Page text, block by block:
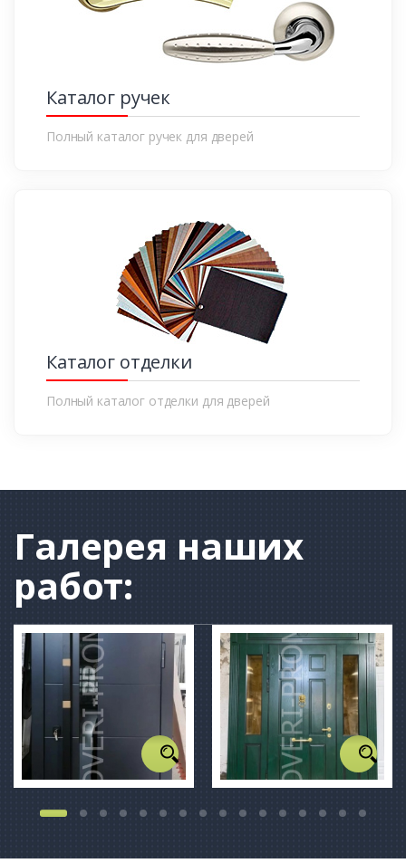
Каталог ручек
Полный каталог ручек для дверей
Каталог отделки
Полный каталог отделки для дверей
Галерея наших
работ: